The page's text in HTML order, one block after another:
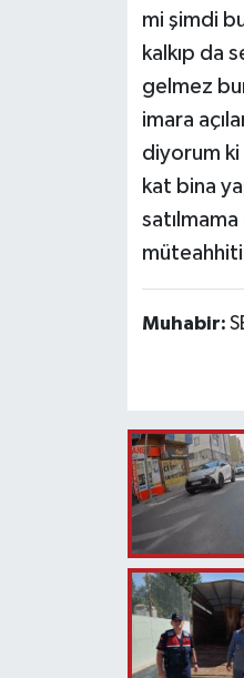
mi şimdi
kalkıp da
gelmez
imara
diyorum
kat bina
Muhabir: